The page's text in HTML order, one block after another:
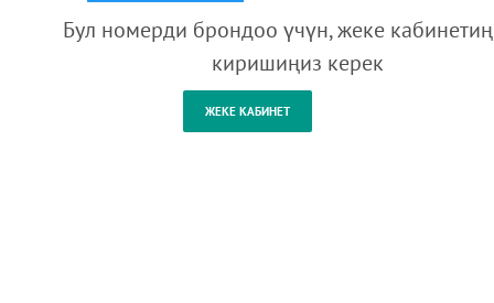
Бул номерди брондоо үчүн, жеке
киришиңиз керек